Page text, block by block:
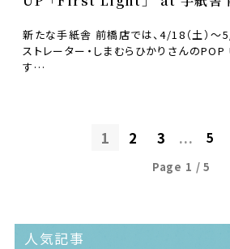
新たな手紙舎 前橋店では、4/18（土）〜
ストレーター・しまむらひかりさんの
す…
1 2 3 ... 5
Page 1 / 5
人気記事